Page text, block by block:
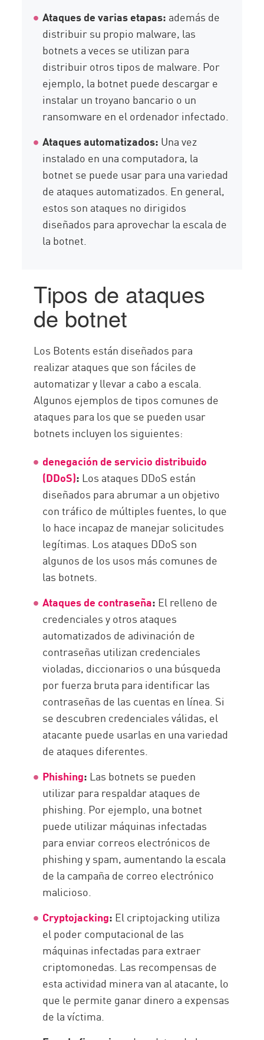
Ataques de varias etapas: además de
distribuir su propio malware, las
botnets a veces se utilizan para
distribuir otros tipos de malware. Por
ejemplo, la botnet puede descargar e
instalar un troyano bancario o un
ransomware en el ordenador infectado.
Ataques automatizados: Una vez
instalado en una computadora, la
botnet se puede usar para una variedad
de ataques automatizados. En general,
estos son ataques no dirigidos
diseñados para aprovechar la escala de
la botnet.
Tipos de ataques
de botnet
Los Botents están diseñados para
realizar ataques que son fáciles de
automatizar y llevar a cabo a escala.
Algunos ejemplos de tipos comunes de
ataques para los que se pueden usar
botnets incluyen los siguientes:
denegación de servicio distribuido
(DDoS): Los ataques DDoS están
diseñados para abrumar a un objetivo
con tráfico de múltiples fuentes, lo que
lo hace incapaz de manejar solicitudes
legítimas. Los ataques DDoS son
algunos de los usos más comunes de
las botnets.
Ataques de contraseña: El relleno de
credenciales y otros ataques
automatizados de adivinación de
contraseñas utilizan credenciales
violadas, diccionarios o una búsqueda
por fuerza bruta para identificar las
contraseñas de las cuentas en línea. Si
se descubren credenciales válidas, el
atacante puede usarlas en una variedad
de ataques diferentes.
Phishing: Las botnets se pueden
utilizar para respaldar ataques de
phishing. Por ejemplo, una botnet
puede utilizar máquinas infectadas
para enviar correos electrónicos de
phishing y spam, aumentando la escala
de la campaña de correo electrónico
malicioso.
Cryptojacking: El criptojacking utiliza
el poder computacional de las
máquinas infectadas para extraer
criptomonedas. Las recompensas de
esta actividad minera van al atacante, lo
que le permite ganar dinero a expensas
de la víctima.